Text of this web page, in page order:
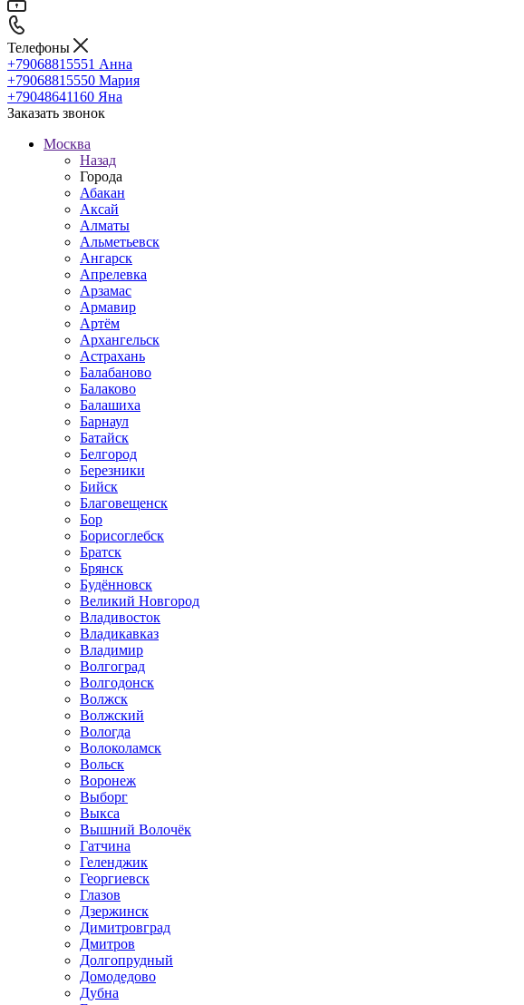
Телефоны
+79068815551 Анна
+79068815550 Мария
+79048641160 Яна
Заказать звонок
Москва
Назад
Города
Абакан
Аксай
Алматы
Альметьевск
Ангарск
Апрелевка
Арзамас
Армавир
Артём
Архангельск
Астрахань
Балабаново
Балаково
Балашиха
Барнаул
Батайск
Белгород
Березники
Бийск
Благовещенск
Бор
Борисоглебск
Братск
Брянск
Будённовск
Великий Новгород
Владивосток
Владикавказ
Владимир
Волгоград
Волгодонск
Волжск
Волжский
Вологда
Волоколамск
Вольск
Воронеж
Выборг
Выкса
Вышний Волочёк
Гатчина
Геленджик
Георгиевск
Глазов
Дзержинск
Димитровград
Дмитров
Долгопрудный
Домодедово
Дубна